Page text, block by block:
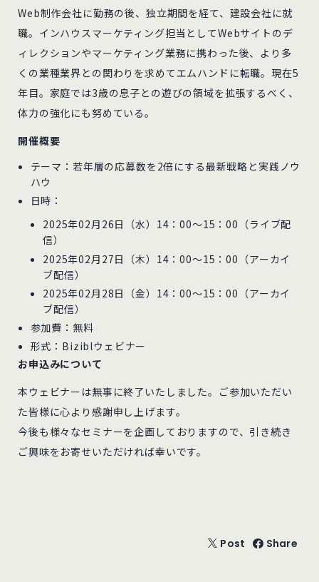
Web制作会社に勤務の後、独立期間を経て、建設会社に就
職。インハウスマーケティング担当としてWebサイトのデ
ィレクションやマーケティング業務に携わった後、より多
くの業種業界との関わりを求めてエムハンドに転職。現在5
年目。家庭では3歳の息子との遊びの領域を拡張するべく、
体力の強化にも努めている。
開催概要
テーマ：若年層の応募数を2倍にする最新戦略と実践ノウ
ハウ
日時：
2025年02月26日（水）14：00～15：00（ライブ配
信）
2025年02月27日（木）14：00～15：00（アーカイ
ブ配信）
2025年02月28日（金）14：00～15：00（アーカイ
ブ配信）
参加費：無料
形式：Biziblウェビナー
お申込みについて
本ウェビナーは無事に終了いたしました。ご参加いただい
た皆様に心より感謝申し上げます。
今後も様々なセミナーを企画しておりますので、引き続き
ご興味をお寄せいただければ幸いです。
Post Share